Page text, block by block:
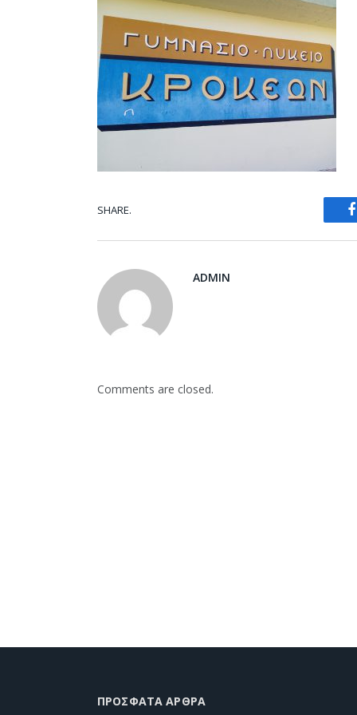
SHARE.
ADMIN
Comments are closed.
ΠΡΌΣΦΑΤΑ ΆΡΘΡΑ